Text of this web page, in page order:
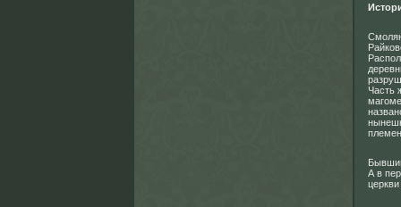
Часть
А в